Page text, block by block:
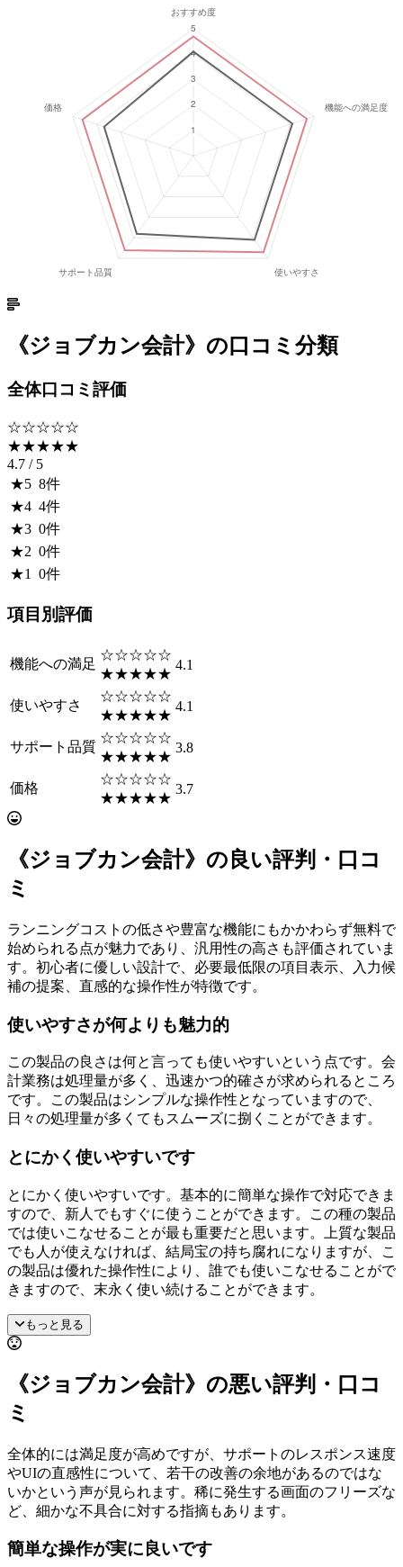
《ジョブカン会計》の口コミ分類
全体口コミ評価
☆☆☆☆☆
★★★★★
4.7 / 5
★5 8件
★4 4件
★3 0件
★2 0件
★1 0件
項目別評価
機能への満足
☆☆☆☆☆
★★★★★
4.1
使いやすさ
☆☆☆☆☆
★★★★★
4.1
サポート品質
☆☆☆☆☆
★★★★★
3.8
価格
☆☆☆☆☆
★★★★★
3.7
《ジョブカン会計》の良い評判・口コ
ミ
ランニングコストの低さや豊富な機能にもかかわらず無料で
始められる点が魅力であり、汎用性の高さも評価されていま
す。初心者に優しい設計で、必要最低限の項目表示、入力候
補の提案、直感的な操作性が特徴です。
使いやすさが何よりも魅力的
この製品の良さは何と言っても使いやすいという点です。会
計業務は処理量が多く、迅速かつ的確さが求められるところ
です。この製品はシンプルな操作性となっていますので、
日々の処理量が多くてもスムーズに捌くことができます。
とにかく使いやすいです
とにかく使いやすいです。基本的に簡単な操作で対応できま
すので、新人でもすぐに使うことができます。この種の製品
では使いこなせることが最も重要だと思います。上質な製品
でも人が使えなければ、結局宝の持ち腐れになりますが、こ
の製品は優れた操作性により、誰でも使いこなせることがで
きますので、末永く使い続けることができます。
もっと見る
《ジョブカン会計》の悪い評判・口コ
ミ
全体的には満足度が高めですが、サポートのレスポンス速度
やUIの直感性について、若干の改善の余地があるのではな
いかという声が見られます。稀に発生する画面のフリーズな
ど、細かな不具合に対する指摘もあります。
簡単な操作が実に良いです